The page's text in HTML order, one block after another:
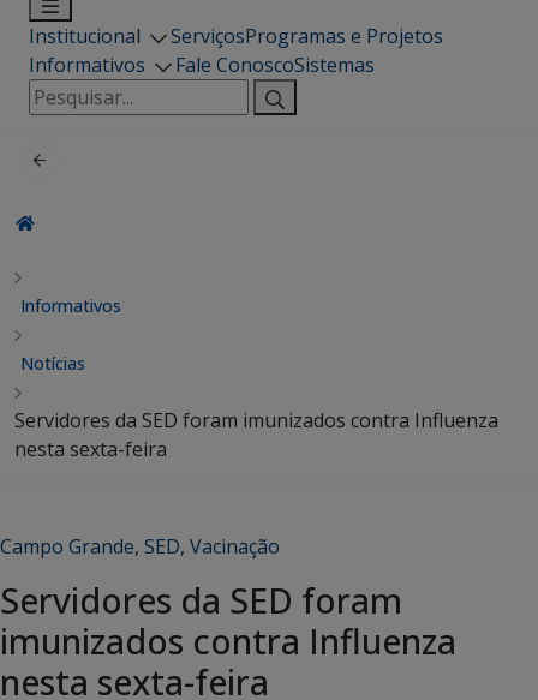
Institucional ServiçosProgramas e Projetos
Informativos
Fale ConoscoSistemas
Pesquisar
por:
Informativos
Notícias
Servidores da SED foram imunizados contra Influenza
nesta sexta-feira
Campo Grande, SED, Vacinação
Servidores da SED foram
imunizados contra Influenza
nesta sexta-feira